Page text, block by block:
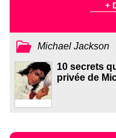
+
Michael Jackson
10 secrets
privée de